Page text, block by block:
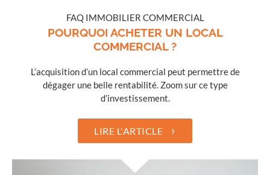
FAQ IMMOBILIER COMMERCIAL
POURQUOI ACHETER UN LOCAL
COMMERCIAL ?
L’acquisition d’un local commercial peut permettre de
dégager une belle rentabilité. Zoom sur ce type
d’investissement.
LIRE L'ARTICLE ›